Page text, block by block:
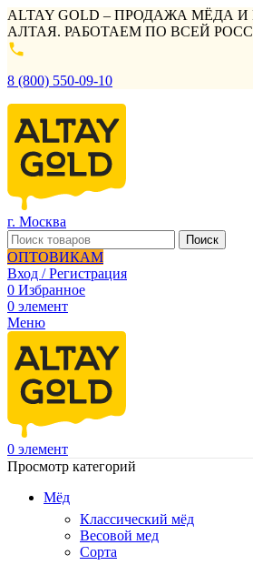
ALTAY GOLD – ПРОДАЖА МЁДА
АЛТАЯ. РАБОТАЕМ ПО ВСЕЙ
8 (800) 550-09-10
г. Москва
Поиск
ОПТОВИКАМ
Вход / Регистрация
0 Избранное
0 элемент
Меню
0 элемент
Просмотр категорий
Мёд
Классический мёд
Весовой мед
Сорта